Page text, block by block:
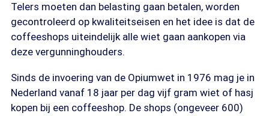
Telers moeten dan belasting gaan betalen, worden
gecontroleerd op kwaliteitseisen en het idee is dat de
coffeeshops uiteindelijk alle wiet gaan aankopen via
deze vergunninghouders.
Sinds de invoering van de Opiumwet in 1976 mag je in
Nederland vanaf 18 jaar per dag vijf gram wiet of hasj
kopen bij een coffeeshop. De shops (ongeveer 600)